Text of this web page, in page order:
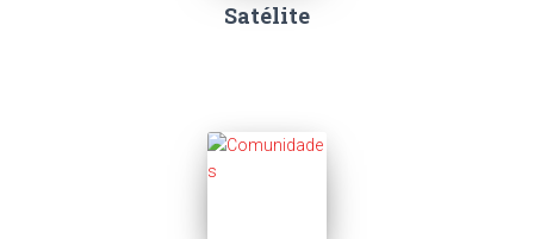
Satélite